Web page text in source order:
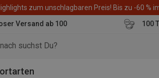
zum unschlagbaren Preis! Bis zu -60 %
Versand ab 100
100